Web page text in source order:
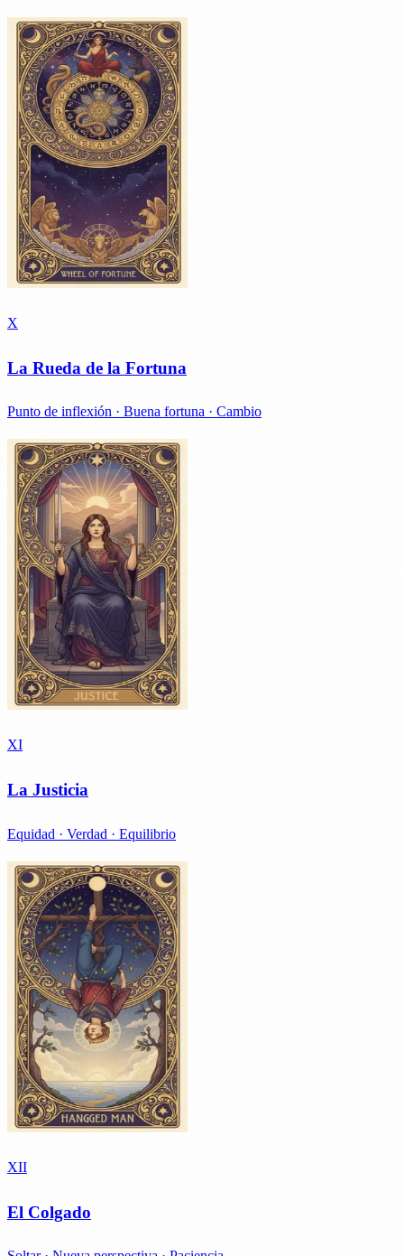
X
La Rueda de la Fortuna
Punto de inflexión · Buena fortuna · Cambio
XI
La Justicia
Equidad · Verdad · Equilibrio
XII
El Colgado